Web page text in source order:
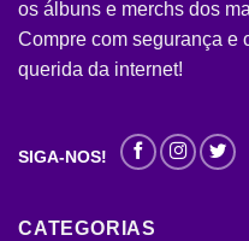
os álbuns e merchs dos
Compre com segurança e
querida da internet!
SIGA-NOS!
CATEGORIAS